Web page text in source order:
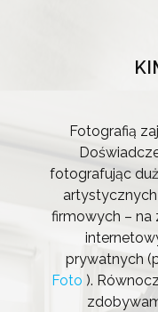
Fotografią
fotografując
firmowych – na
prywatnych
Foto ).